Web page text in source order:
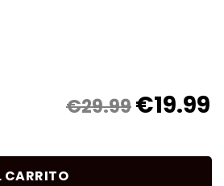
€29.99€19.99
CARRITO